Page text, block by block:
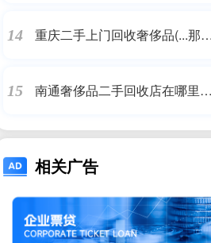
14
重庆二手上门回收奢侈品(...那
15
南通奢侈品二手回收店在哪里进
交易平台?
相关广告